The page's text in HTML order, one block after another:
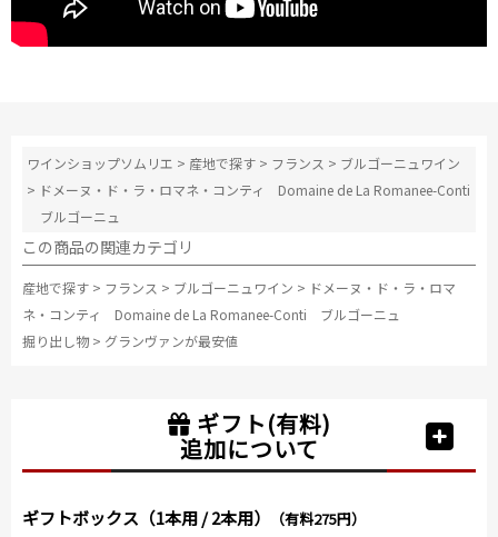
ワインショップソムリエ > 産地で探す > フランス > ブルゴーニュワイン
> ドメーヌ・ド・ラ・ロマネ・コンティ Domaine de La Romanee-Conti
ブルゴーニュ
この商品の関連カテゴリ
産地で探す > フランス > ブルゴーニュワイン > ドメーヌ・ド・ラ・ロマ
ネ・コンティ Domaine de La Romanee-Conti ブルゴーニュ
掘り出し物 > グランヴァンが最安値
ギフト(有料)
追加について
ギフトボックス（1本用 / 2本用） （有料275円）